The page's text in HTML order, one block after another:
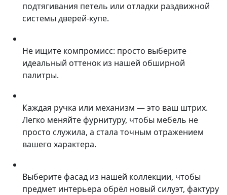
подтягивания петель или отладки раздвижной
системы дверей-купе.
Не ищите компромисс: просто выберите
идеальный оттенок из нашей обширной
палитры.
Каждая ручка или механизм — это ваш штрих.
Легко меняйте фурнитуру, чтобы мебель не
просто служила, а стала точным отражением
вашего характера.
Выберите фасад из нашей коллекции, чтобы
предмет интерьера обрёл новый силуэт, фактуру